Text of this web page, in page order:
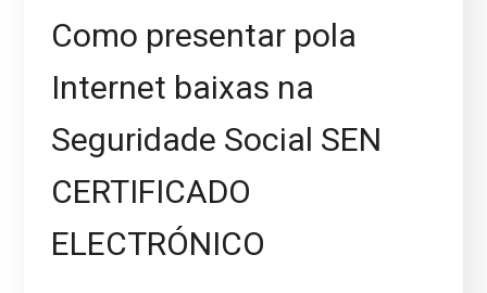
Como presentar pola
Internet baixas na
Seguridade Social SEN
CERTIFICADO
ELECTRÓNICO